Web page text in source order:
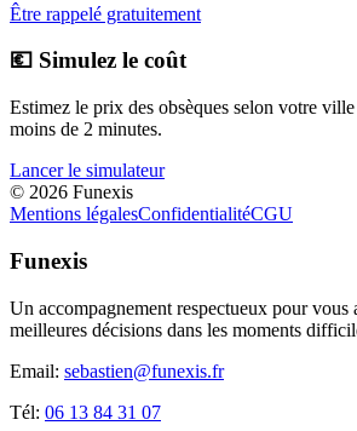
Être rappelé gratuitement
💶 Simulez le coût
Estimez le prix des obsèques selon votre
moins de 2 minutes.
Lancer le simulateur
© 2026 Funexis
Mentions légalesConfidentialitéCGU
Funexis
Un accompagnement respectueux pour vous
meilleures décisions dans les moments
Email: sebastien@funexis.fr
Tél: 06 13 84 31 07